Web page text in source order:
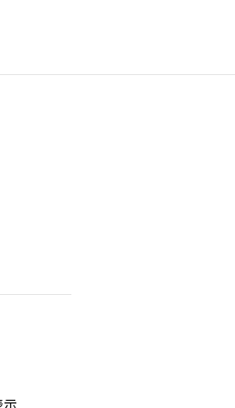
カードの場合、商品を注文してか
金額の引き落とし（カード与信
予約商品を注文した場合、即時引
混雑時に注文した場合など複数回
ます。
落としが発生した場合、余剰分の